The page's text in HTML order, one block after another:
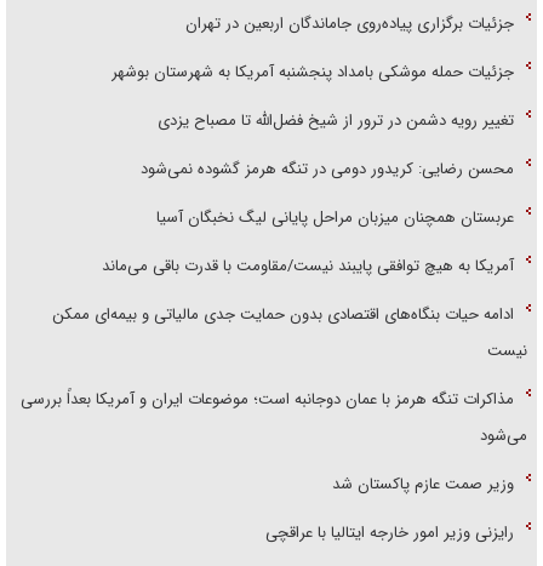
جزئیات برگزاری پیاده‌روی جاماندگان اربعین در تهران
جزئیات حمله موشکی بامداد پنجشنبه آمریکا به شهرستان بوشهر
تغییر رویه دشمن در ترور از شیخ فضل‌الله تا مصباح یزدی
محسن رضایی: کریدور دومی در تنگه هرمز گشوده نمی‌شود
عربستان همچنان میزبان مراحل پایانی لیگ نخبگان آسیا
آمریکا به هیچ توافقی پایبند نیست/مقاومت با قدرت باقی می‌ماند
ادامه حیات بنگاه‌های اقتصادی بدون حمایت جدی مالیاتی و بیمه‌ای ممکن
نیست
مذاکرات تنگه هرمز با عمان دوجانبه است؛ موضوعات ایران و آمریکا بعداً بررسی
می‌شود
وزیر صمت عازم پاکستان شد
رایزنی وزیر امور خارجه ایتالیا با عراقچی